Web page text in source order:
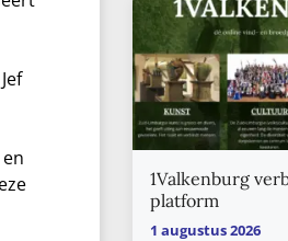
1Valkenburg
platform
1 augustus 2026